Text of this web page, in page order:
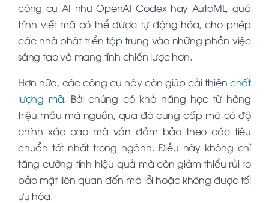
công cụ AI như OpenAI Codex hay AutoML, quá
trình viết mã có thể được tự động hóa, cho phép
các nhà phát triển tập trung vào những phần việc
sáng tạo và mang tính chiến lược hơn.
Hơn nữa, các công cụ này còn giúp cải thiện chất
lượng mã. Bởi chúng có khả năng học từ hàng
triệu mẫu mã nguồn, qua đó cung cấp mã có độ
chính xác cao mà vẫn đảm bảo theo các tiêu
chuẩn tốt nhất trong ngành. Điều này không chỉ
tăng cường tính hiệu quả mà còn giảm thiểu rủi ro
bảo mật liên quan đến mã lỗi hoặc không được tối
ưu hóa.